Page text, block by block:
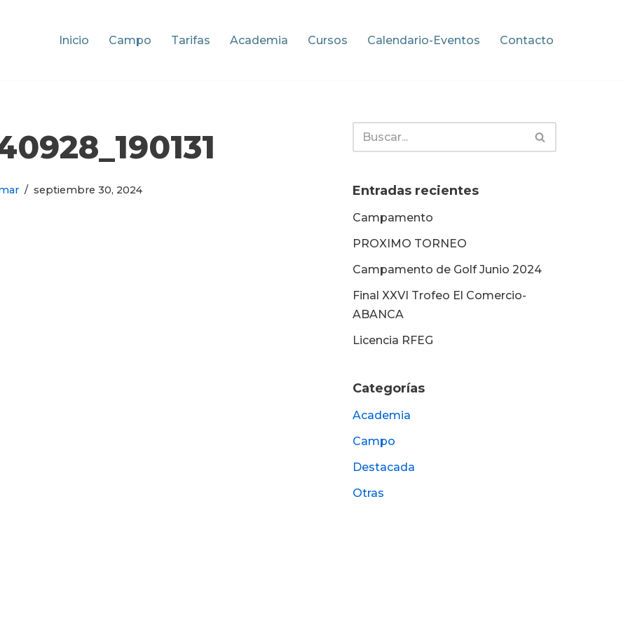
Inicio Campo Tarifas Academia Cursos Calendario-Eventos Contacto
septiembre 30, 2024 Entradas recientes
Campamento
PROXIMO TORNEO
Campamento de Golf Junio 2024
Final XXVI Trofeo El Comercio-
ABANCA
Licencia RFEG
Categorías
Academia
Campo
Destacada
Otras